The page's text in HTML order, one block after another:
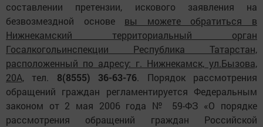
составлении претензии, искового заявления на
безвозмездной основе вы можете обратиться в
Нижнекамский территориальный орган
Госалкогольинспекции Республика Татарстан,
расположенный по адресу: г. Нижнекамск, ул.Бызова,
20А, тел. 8(8555) 36-63-76. Порядок рассмотрения
обращений граждан регламентируется Федеральным
законом от 2 мая 2006 года № 59-ФЗ «О порядке
рассмотрения обращений граждан Российской